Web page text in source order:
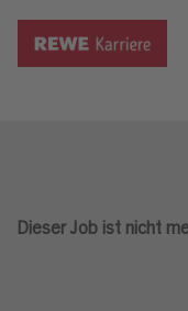
Dieser Job ist nicht